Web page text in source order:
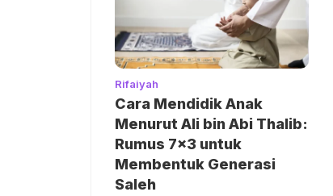
Rifaiyah
Cara Mendidik Anak
Menurut Ali bin Abi Thalib:
Rumus 7×3 untuk
Membentuk Generasi
Saleh